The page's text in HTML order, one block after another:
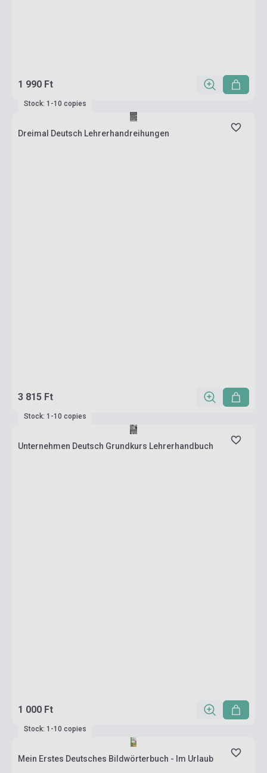
1 990 Ft
Stock: 1-10 copies
Dreimal Deutsch Lehrerhandreihungen
3 815 Ft
Stock: 1-10 copies
Unternehmen Deutsch Grundkurs Lehrerhandbuch
1 000 Ft
Stock: 1-10 copies
Mein Erstes Deutsches Bildwörterbuch - Im Urlaub